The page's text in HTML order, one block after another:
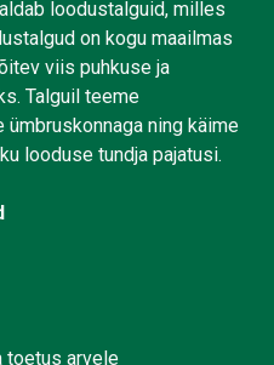
loodustalguid, milles
on kogu maailmas
viis puhkuse ja
Talguil teeme
ning käime
looduse tundja pajatusi.
toetus arvele